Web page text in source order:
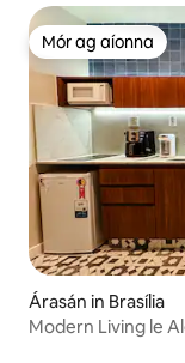
Mór ag aíonna
Mór ag aíonna
Árasán in Brasília
Modern Living le